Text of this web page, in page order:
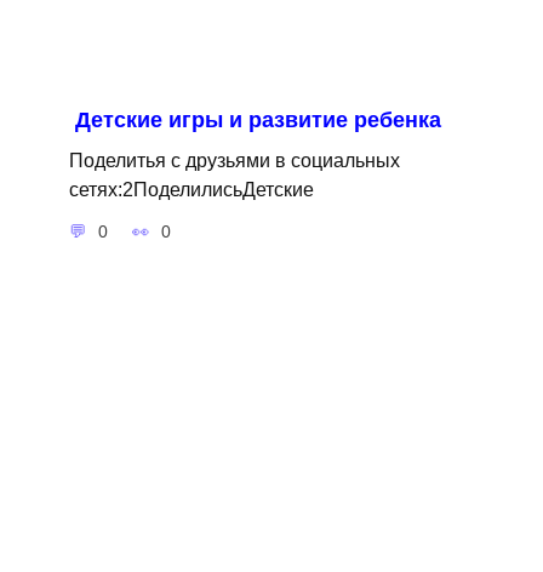
Детские игры и развитие ребенка
Поделитья с друзьями в социальных
сетях:2ПоделилисьДетские
0 0